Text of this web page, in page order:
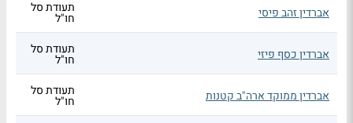
אברדין זהב פיסי תעודת סל
חו"ל
אברדין כסף פיזי תעודת סל
חו"ל
אברדין ממוקד ארה"ב קטנות תעודת סל
חו"ל